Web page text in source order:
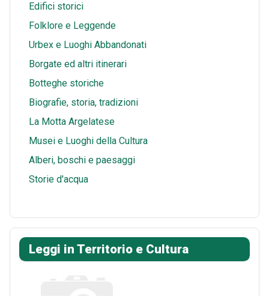
p
Edifici storici
Folklore e Leggende
Urbex e Luoghi Abbandonati
Borgate ed altri itinerari
Botteghe storiche
Biografie, storia, tradizioni
La Motta Argelatese
Musei e Luoghi della Cultura
Alberi, boschi e paesaggi
Storie d'acqua
Leggi in Territorio e Cultura